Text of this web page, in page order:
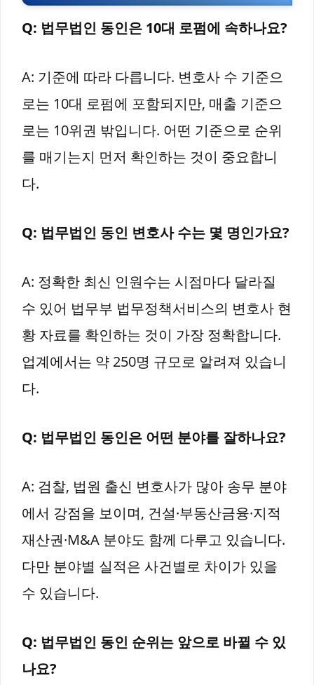
Q: 법무법인 동인은 10대 로펌에 속하나요?
A: 기준에 따라 다릅니다. 변호사 수 기준으
로는 10대 로펌에 포함되지만, 매출 기준으
로는 10위권 밖입니다. 어떤 기준으로 순위
를 매기는지 먼저 확인하는 것이 중요합니
다.
Q: 법무법인 동인 변호사 수는 몇 명인가요?
A: 정확한 최신 인원수는 시점마다 달라질
수 있어 법무부 법무정책서비스의 변호사 현
황 자료를 확인하는 것이 가장 정확합니다.
업계에서는 약 250명 규모로 알려져 있습니
다.
Q: 법무법인 동인은 어떤 분야를 잘하나요?
A: 검찰, 법원 출신 변호사가 많아 송무 분야
에서 강점을 보이며, 건설·부동산금융·지적
재산권·M&A 분야도 함께 다루고 있습니다.
다만 분야별 실적은 사건별로 차이가 있을
수 있습니다.
Q: 법무법인 동인 순위는 앞으로 바뀔 수 있
나요?